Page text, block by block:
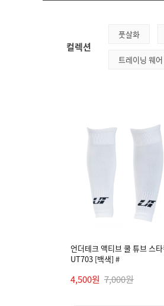
컬렉션
풋살화
트레이닝 웨어
언더테크 액티브 쿨 튜브 스
UT703 [백색] #
4,500원 7,000원